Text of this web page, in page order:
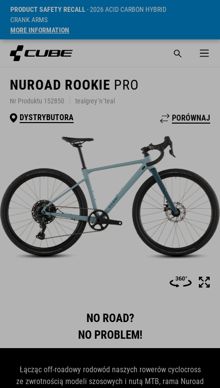
PRODUCT SAFETY RECALL- 2026 ACID CARBON HYBRID
CRANK ARMS
MORE INFORMATION
NUROAD ROOKIE PRO
Nr Produktu 152850 tealgrey´n´teal
DYSTRYBUTORA PORÓWNAJ
NO ROAD?
NO PROBLEM!
Łącząc off-roadowy rodowód naszych rowerów cyclocross
ze zwrotnością modeli szosowych i nutą MTB, rama Nuroad